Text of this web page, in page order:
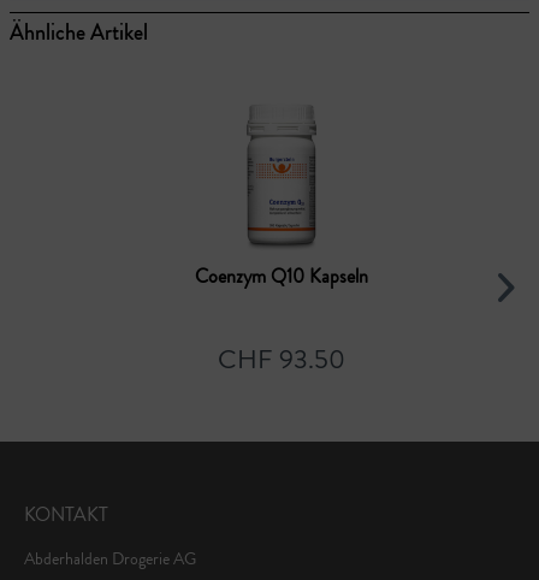
Ähnliche Artikel
Coenzym Q10 Kapseln
CHF 93.50
KONTAKT
Abderhalden Drogerie AG